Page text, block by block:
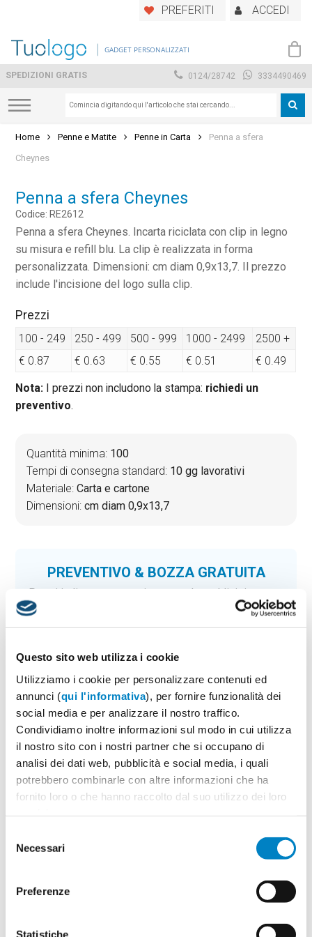
Questo sito web utilizza i cookie
Utilizziamo i cookie per personalizzare contenuti ed
annunci (qui l'informativa), per fornire funzionalità dei
social media e per analizzare il nostro traffico.
Condividiamo inoltre informazioni sul modo in cui utilizza
il nostro sito con i nostri partner che si occupano di
analisi dei dati web, pubblicità e social media, i quali
potrebbero combinarle con altre informazioni che ha
fornito loro o che hanno raccolto dal suo utilizzo dei loro
delNecessari
Preferenze
Statistiche
main
PREFERITI ACCEDI
GADGET PERSONALIZZATI
SPEDIZIONI GRATIS 0124/28742 3334490469
Home Penne e Matite Penne in Carta
Penna a sfera
Cheynes
Penna a sfera Cheynes
Codice: RE2612
Penna a sfera Cheynes. Incarta riciclata con clip in legno
su misura e refill blu. La clip è realizzata in forma
personalizzata. Dimensioni: cm diam 0,9x13,7. Il prezzo
include l'incisione del logo sulla clip.
Prezzi
100 - 249 250 - 499 500 - 999 1000 - 2499
2500 +
€ 0.87
€ 0.63 € 0.55 € 0.51 € 0.49
Nota: I prezzi non includono la stampa: richiedi un
preventivo.
Quantità minima: 100
Tempi di consegna standard: 10 gg lavorativi
Materiale:Carta e cartone
Dimensioni:cm diam 0,9x13,7
PREVENTIVO & BOZZA GRATUITA
Potrai indicare successivamente la suddivisione per
2 Quantità
Minimo: 100
Il tuo logo / grafica (opzionale)
Vuoi caricare il tuo logo o grafica adesso? Potrai